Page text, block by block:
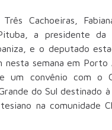
Cachoeiras,
a presidente da
e o deputado
semana em Porto
um convênio com o
do Sul destinado
na comunidade